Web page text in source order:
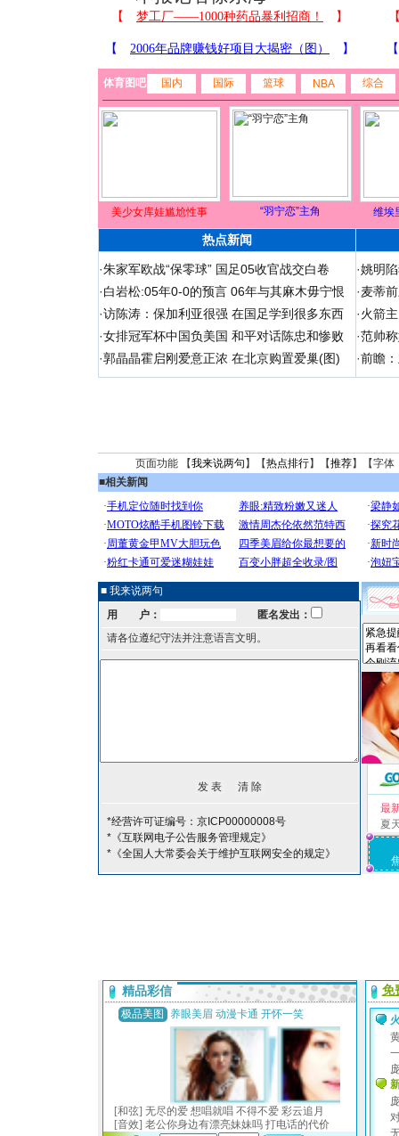
体育图吧 国内 国际 篮球 NBA 综合
美少女库娃尴尬性事 “羽宁恋”主角 维埃
热点新闻
·朱家军欧战“保零球” 国足05收官战交白卷
·白岩松:05年0-0的预言 06年与其麻木毋宁恨
·访陈涛：保加利亚很强 在国足学到很多东西
·女排冠军杯中国负美国 和平对话陈忠和惨败
·郭晶晶霍启刚爱意正浓 在北京购置爱巢(图)
·姚明
·麦蒂
·火箭
·范帅
·前瞻
页面功能 【我来说两句 】【热点排行】【推荐】【字体
■相关新闻
■ 我来说两句
用 户：
匿名发出：
请各位遵纪守法并注意语言文明。
*经营许可证编号：京ICP00000008号
*《互联网电子公告服务管理规定》
*《全国人大常委会关于维护互联网安全的规定》
最
夏